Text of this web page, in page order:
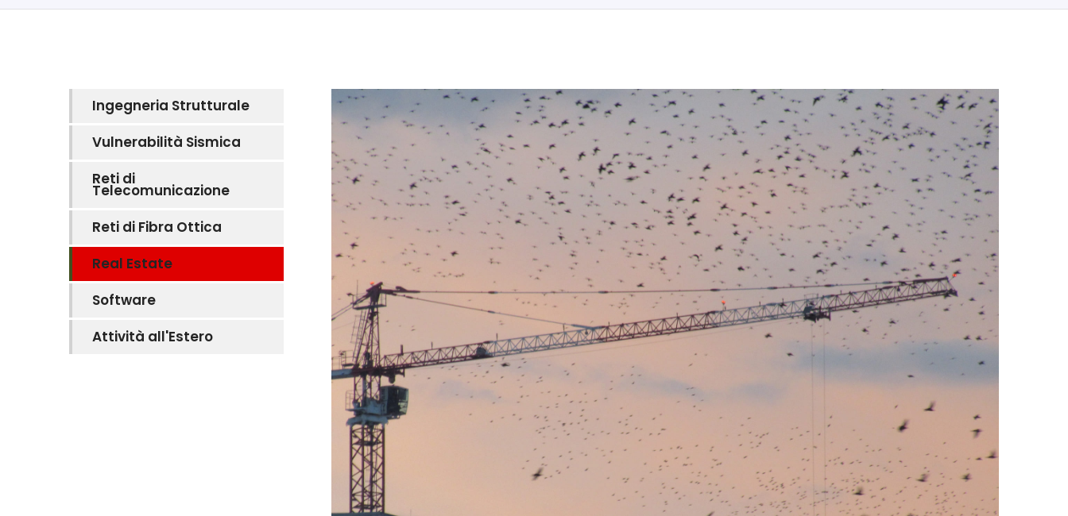
Ingegneria Strutturale
Vulnerabilità Sismica
Reti di
Telecomunicazione
Reti di Fibra Ottica
Real Estate
Software
Attività all'Estero